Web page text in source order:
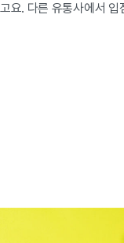
요. 다른 유통사에서